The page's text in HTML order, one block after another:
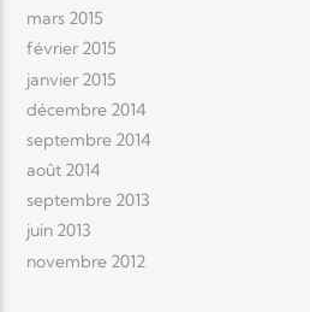
mars 2015
février 2015
janvier 2015
décembre 2014
septembre 2014
août 2014
septembre 2013
juin 2013
novembre 2012